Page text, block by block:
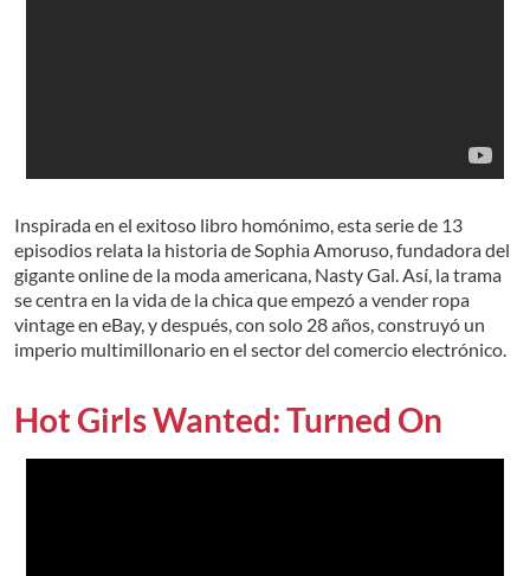
Inspirada en el exitoso libro homónimo, esta serie de 13
episodios relata la historia de Sophia Amoruso, fundadora del
gigante online de la moda americana, Nasty Gal. Así, la trama
se centra en la vida de la chica que empezó a vender ropa
vintage en eBay, y después, con solo 28 años, construyó un
imperio multimillonario en el sector del comercio electrónico.
Hot Girls Wanted: Turned On